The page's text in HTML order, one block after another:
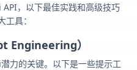
，以下最佳实践和高级技巧
具：
Engineering）
力的关键。以下是一些提示工